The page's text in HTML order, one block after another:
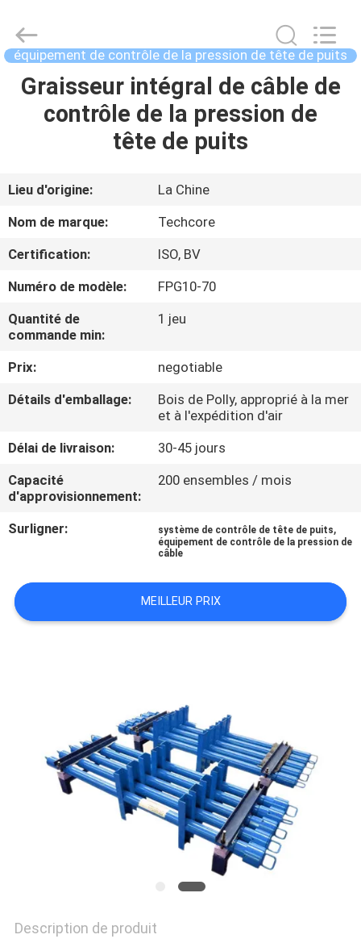
MAISON
AU
SUJET
DE
VISITE
CONTRÔLE
QUALITÉ
CONTACTEZ-
NOUS
NOUVELLES
PRIVACY
Tools
Co.,Ltd,.
All
Reserved.
équipement de contrôle de la pression de tête de puits
Graisseur intégral de câble de
contrôle de la pression de
tête de puits
Lieu d'origine:
La Chine
Nom de marque:
Techcore
Certification:
ISO, BV
Numéro de modèle:
FPG10-70
Quantité de
commande min:
1 jeu
Prix:
negotiable
Détails d'emballage:
Bois de Polly, approprié à la mer
et à l'expédition d'air
Délai de livraison:
30-45 jours
Capacité
d'approvisionnement:
200 ensembles / mois
Surligner: système de contrôle de tête de puits,
équipement de contrôle de la pression de
câble
MEILLEUR PRIX
Description de produit